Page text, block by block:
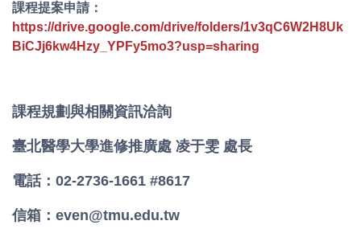
課程提案申請：
https://drive.google.com/drive/folders/1v3qC6W2H8Uk
BiCJj6kw4Hzy_YPFy5mo3?usp=sharing
課程規劃與相關資訊洽詢
臺北醫學大學進修推廣處 凌于雯 處長
電話：02-2736-1661 #8617
信箱：even@tmu.edu.tw